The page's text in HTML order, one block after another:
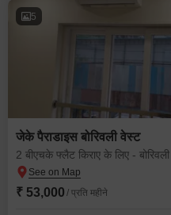
5
जेके पैराडाइस बोरिवली वेस्ट
2 बीएचके फ्लैट किराए के लिए -
₹ 53,000 / प्रति महीने